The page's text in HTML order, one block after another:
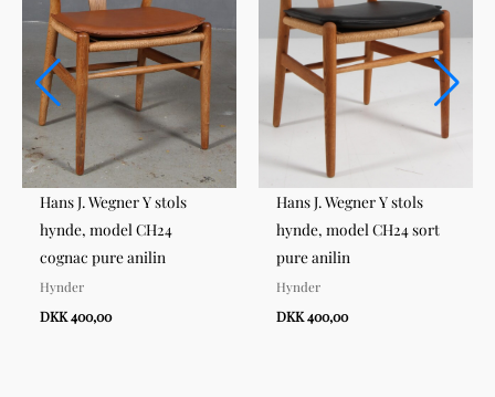
Hans J. Wegner Y stols
hynde, model CH24
cognac pure anilin
Hynder
DKK 400,00
Hans J. Wegner Y stols
hynde, model CH24 sort
pure anilin
Hynder
DKK 400,00